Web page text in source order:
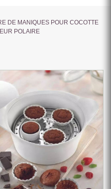
DE MANIQUES POUR COCOTTE
POLAIRE